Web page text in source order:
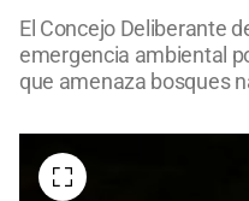
El Concejo Deliberante
emergencia ambiental
que amenaza bosques